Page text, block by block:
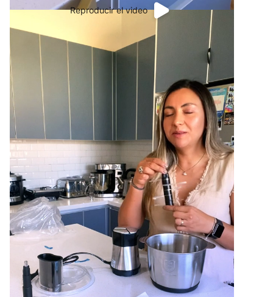
Reproducir el video